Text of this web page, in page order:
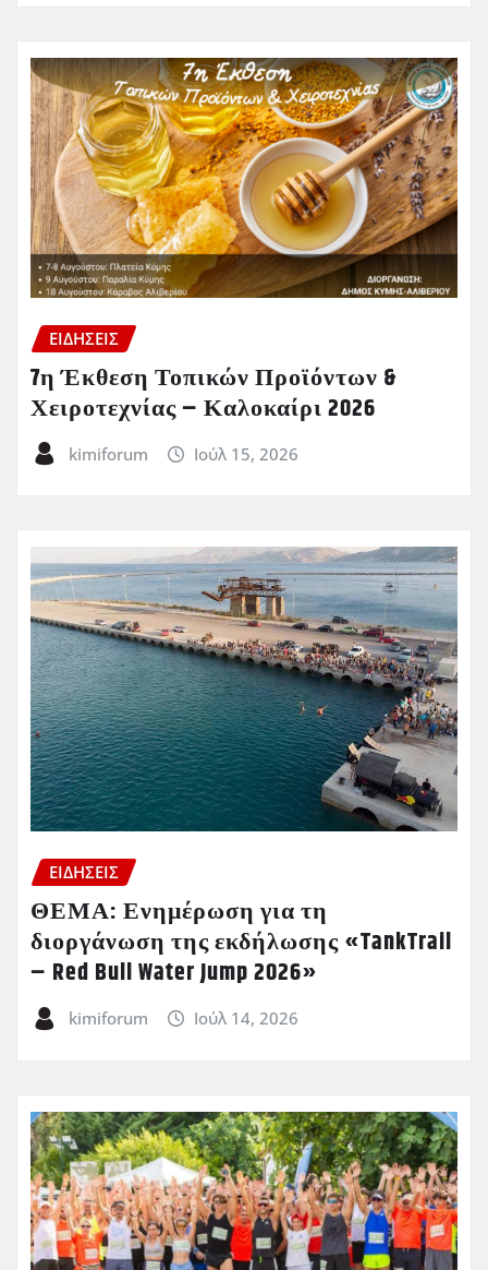
ΕΙΔΗΣΕΙΣ
7η Έκθεση Τοπικών Προϊόντων &
Χειροτεχνίας – Καλοκαίρι 2026
kimiforum Ιούλ 15, 2026
ΕΙΔΗΣΕΙΣ
ΘΕΜΑ: Ενημέρωση για τη
διοργάνωση της εκδήλωσης «TankTrail
– Red Bull Water Jump 2026»
kimiforum Ιούλ 14, 2026